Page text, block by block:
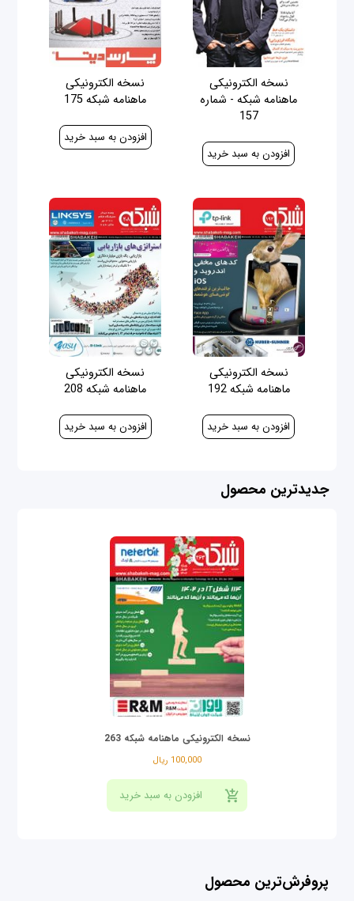
جدیدترین محصول
نسخه الکترونیکی ماهنامه شبکه 263
100,000 ریال
پروفرش‌ترین محصول
نسخه الکترونیکی
ماهنامه شبکه - شماره
157
نسخه الکترونیکی
ماهنامه شبکه 175
نسخه الکترونیکی
ماهنامه شبکه 192
نسخه الکترونیکی
ماهنامه شبکه 208